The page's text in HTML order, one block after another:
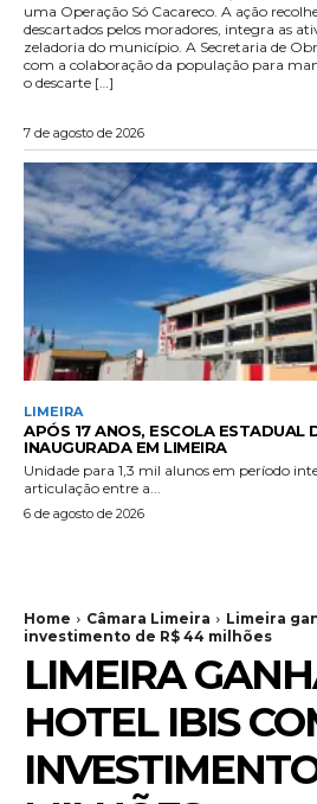
uma Operação Só Cacareco. A ação
descartados pelos moradores, integra as
zeladoria do município. A Secretaria de
com a colaboração da população para
o descarte […]
7 de agosto de 2026
LIMEIRA
APÓS 17 ANOS, ESCOLA ESTADUAL
INAUGURADA EM LIMEIRA
Unidade para 1,3 mil alunos em período
articulação entre a...
6 de agosto de 2026